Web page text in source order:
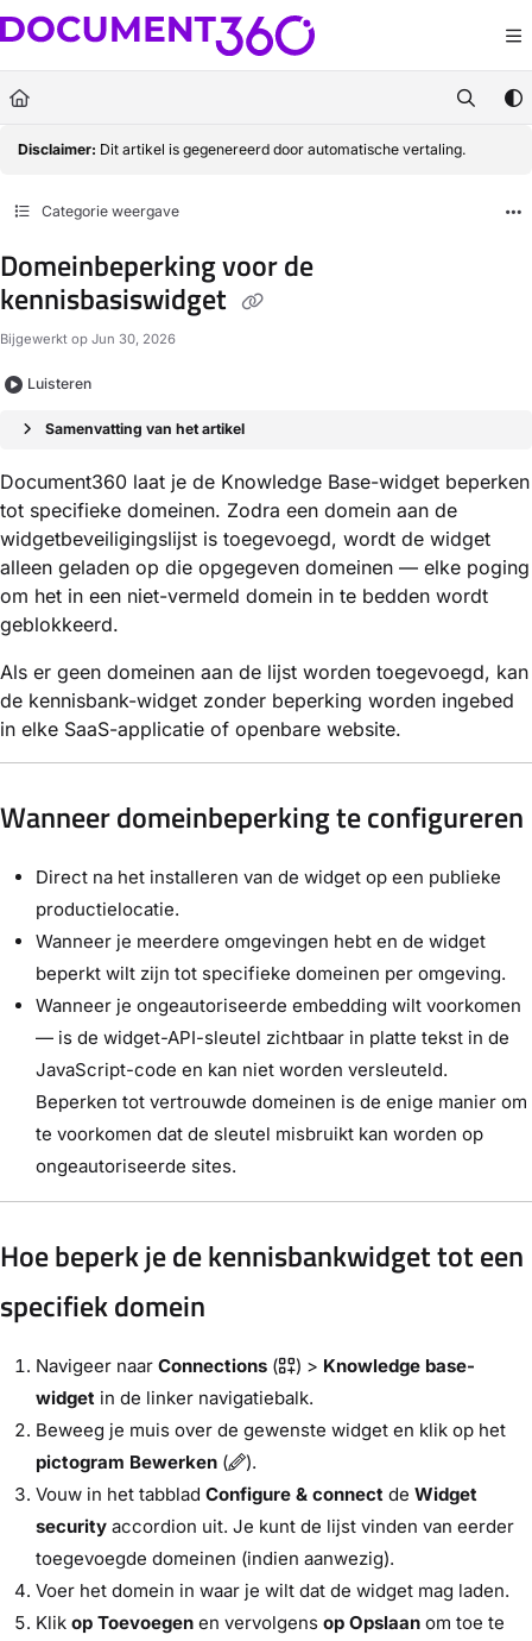
Documentation Index
Fetch the complete documentation index at:https://docs.document360.com/
Use this file to discover all available pages before exploring further.
Disclaimer: Dit artikel is gegenereerd door automatische vertaling.
Categorie weergave
Domeinbeperking voor de
kennisbasiswidget
Bijgewerkt op Jun 30, 2026
Luisteren
Samenvatting van het artikel
Document360 laat je de Knowledge Base-widget beperken
tot specifieke domeinen. Zodra een domein aan de
widgetbeveiligingslijst is toegevoegd, wordt de widget
alleen geladen op die opgegeven domeinen — elke poging
om het in een niet-vermeld domein in te bedden wordt
geblokkeerd.
Als er geen domeinen aan de lijst worden toegevoegd, kan
de kennisbank-widget zonder beperking worden ingebed
in elke SaaS-applicatie of openbare website.
Wanneer domeinbeperking te configureren
Direct na het installeren van de widget op een publieke
productielocatie.
Wanneer je meerdere omgevingen hebt en de widget
beperkt wilt zijn tot specifieke domeinen per omgeving.
Wanneer je ongeautoriseerde embedding wilt voorkomen
— is de widget-API-sleutel zichtbaar in platte tekst in de
JavaScript-code en kan niet worden versleuteld.
Beperken tot vertrouwde domeinen is de enige manier om
te voorkomen dat de sleutel misbruikt kan worden op
ongeautoriseerde sites.
Hoe beperk je de kennisbankwidget tot een
specifiek domein
Navigeer naar Connections ( ) > Knowledge base-
widget in de linker navigatiebalk.
Beweeg je muis over de gewenste widget en klik op het
pictogram Bewerken (
).
Vouw in het tabblad Configure & connect de Widget
security accordion uit. Je kunt de lijst vinden van eerder
toegevoegde domeinen (indien aanwezig).
Voer het domein in waar je wilt dat de widget mag laden.
Klik op Toevoegen en vervolgens op Opslaan om toe te